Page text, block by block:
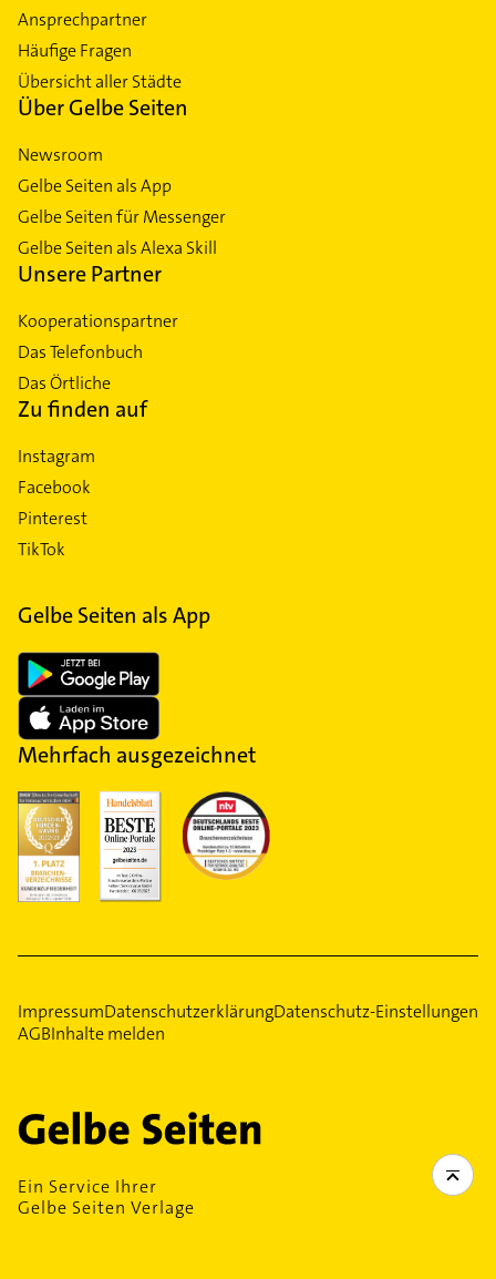
Ansprechpartner
Häufige Fragen
Übersicht aller Städte
Über Gelbe Seiten
Newsroom
Gelbe Seiten als App
Gelbe Seiten für Messenger
Gelbe Seiten als Alexa Skill
Unsere Partner
Kooperationspartner
Das Telefonbuch
Das Örtliche
Zu finden auf
Instagram
Facebook
Pinterest
TikTok
Gelbe Seiten als App
Mehrfach ausgezeichnet
ImpressumDatenschutzerklärungDatenschutz-Einstellungen
AGBInhalte melden
Ein Service Ihrer
Gelbe Seiten Verlage